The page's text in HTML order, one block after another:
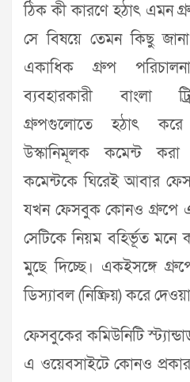
ঠিক কী কারণে হঠাৎ এমন
সে বিষয়ে তেমন কিছু
একাধিক গ্রুপ
ব্যবহারকারী বাংলা
গ্রুপগুলোতে হঠাৎ করে
উস্কানিমূলক কমেন্ট
কমেন্টকে ঘিরেই আবার
যখন ফেসবুক কোনও গ্রুপে এ
সেটিকে নিয়ম বহির্ভূত মনে
মুছে দিচ্ছে। একইসঙ্গে
ডিস্যাবল (নিষ্ক্রিয়) করে
ফেসবুকের কমিউনিটি
এ ওয়েবসাইটে কোনও